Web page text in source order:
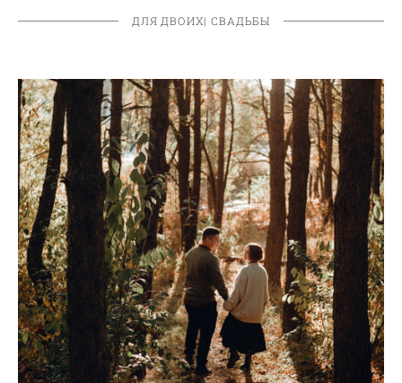
ДЛЯ ДВОИХ| СВАДЬБЫ